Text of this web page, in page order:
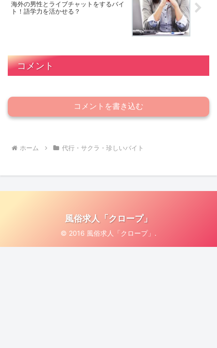
海外の男性とライブチャットをするバイ
ト！語学力を活かせる？
コメント
コメントを書き込む
ホーム 代行・サクラ・珍しいバイト
風俗求人「クロープ」
© 2016 風俗求人「クロープ」.